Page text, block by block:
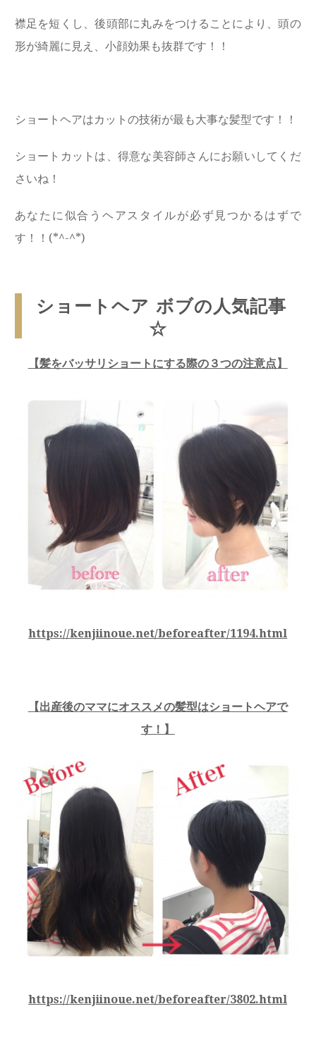
襟足を短くし、後頭部に丸みをつけることにより、頭の
形が綺麗に見え、小顔効果も抜群です！！
ショートヘアはカットの技術が最も大事な髪型です！！
ショートカットは、得意な美容師さんにお願いしてくだ
さいね！
あなたに似合うヘアスタイルが必ず見つかるはずで
す！！(*^-^*)
ショートヘア ボブの人気記事
☆
【髪をバッサリショートにする際の３つの注意点】
https://kenjiinoue.net/beforeafter/1194.html
【出産後のママにオススメの髪型はショートヘアで
す！ 】
https://kenjiinoue.net/beforeafter/3802.html